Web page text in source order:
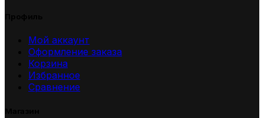
Мой аккаунт
Оформление заказа
Корзина
Избранное
Сравнение